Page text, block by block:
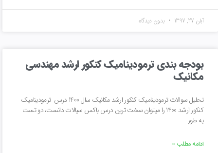
آبان 27, 1397 بدون دیدگاه
بودجه بندی ترمودینامیک کنکور ارشد مهندسی
مکانیک
تحلیل سوالات ترمودینامیک کنکور ارشد مکانیک سال 1400 درس ترمودینامیک
کنکور ارشد 1400 را میتوان سخت ترین درس باکس سیالات دانست، دو تست
به طور
ادامه مطلب »